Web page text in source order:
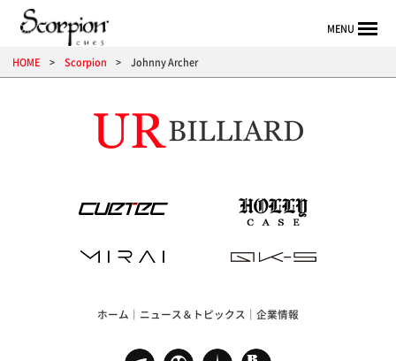
MENU
HOME Scorpion Johnny Archer
ホーム ニュース＆トピックス 企業情報